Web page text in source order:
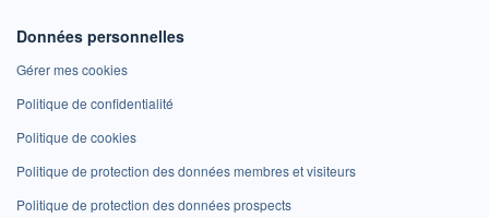
Données personnelles
Gérer mes cookies
Politique de confidentialité
Politique de cookies
Politique de protection des données membres et visiteurs
Politique de protection des données prospects